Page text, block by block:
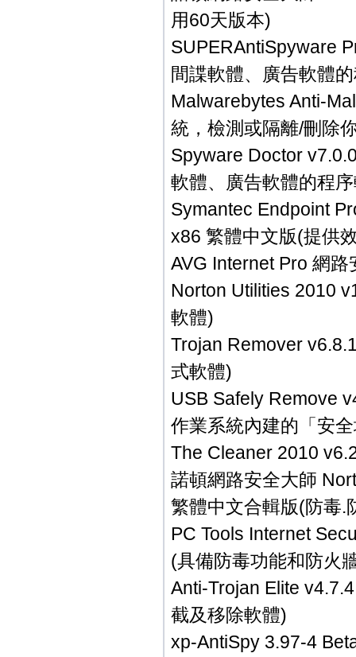
用60天版本)
SUPERAntiSpyware
間諜軟體、廣告軟體
Malwarebytes Anti-
統，檢測或隔離/刪除
Spyware Doctor
軟體、廣告軟體的程
Symantec Endpoint
x86 繁體中文版(提供
AVG Internet Pro 網
Norton Utilities 2010
軟體)
Trojan Remover
式軟體)
USB Safely Remove
作業系統內建的「安
The Cleaner 2010
諾頓網路安全大師
繁體中文合輯版(防毒.
PC Tools Internet
(具備防毒功能和防火
Anti-Trojan Elite
截及移除軟體)
xp-AntiSpy 3.97-4